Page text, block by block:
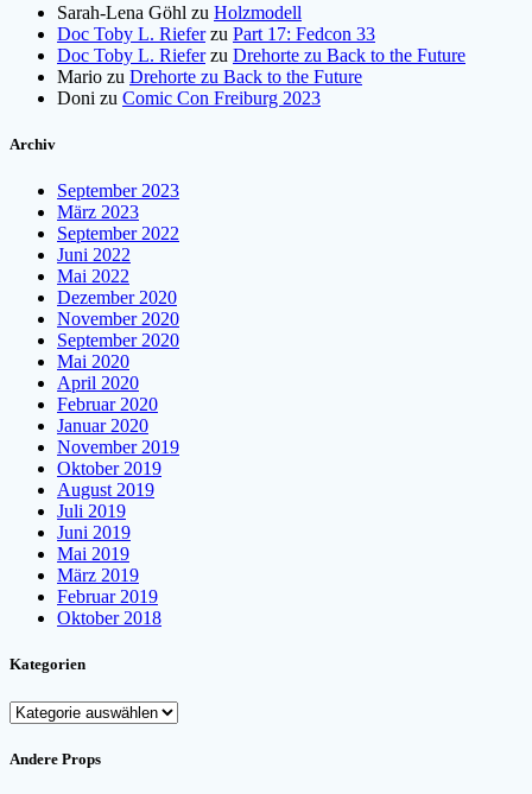
Sarah-Lena Göhl zu Holzmodell
Doc Toby L. Rieferzu Part 17: Fedcon 33
Doc Toby L. Rieferzu Drehorte zu Back to the Future
Mario zu Drehorte zu Back to the Future
Doni zu Comic Con Freiburg 2023
Archiv
September 2023
März 2023
September 2022
Juni 2022
Mai 2022
Dezember 2020
November 2020
September 2020
Mai 2020
April 2020
Februar 2020
Januar 2020
November 2019
Oktober 2019
August 2019
Juli 2019
Juni 2019
Mai 2019
März 2019
Februar 2019
Oktober 2018
Kategorien
Kategorien
Andere Props